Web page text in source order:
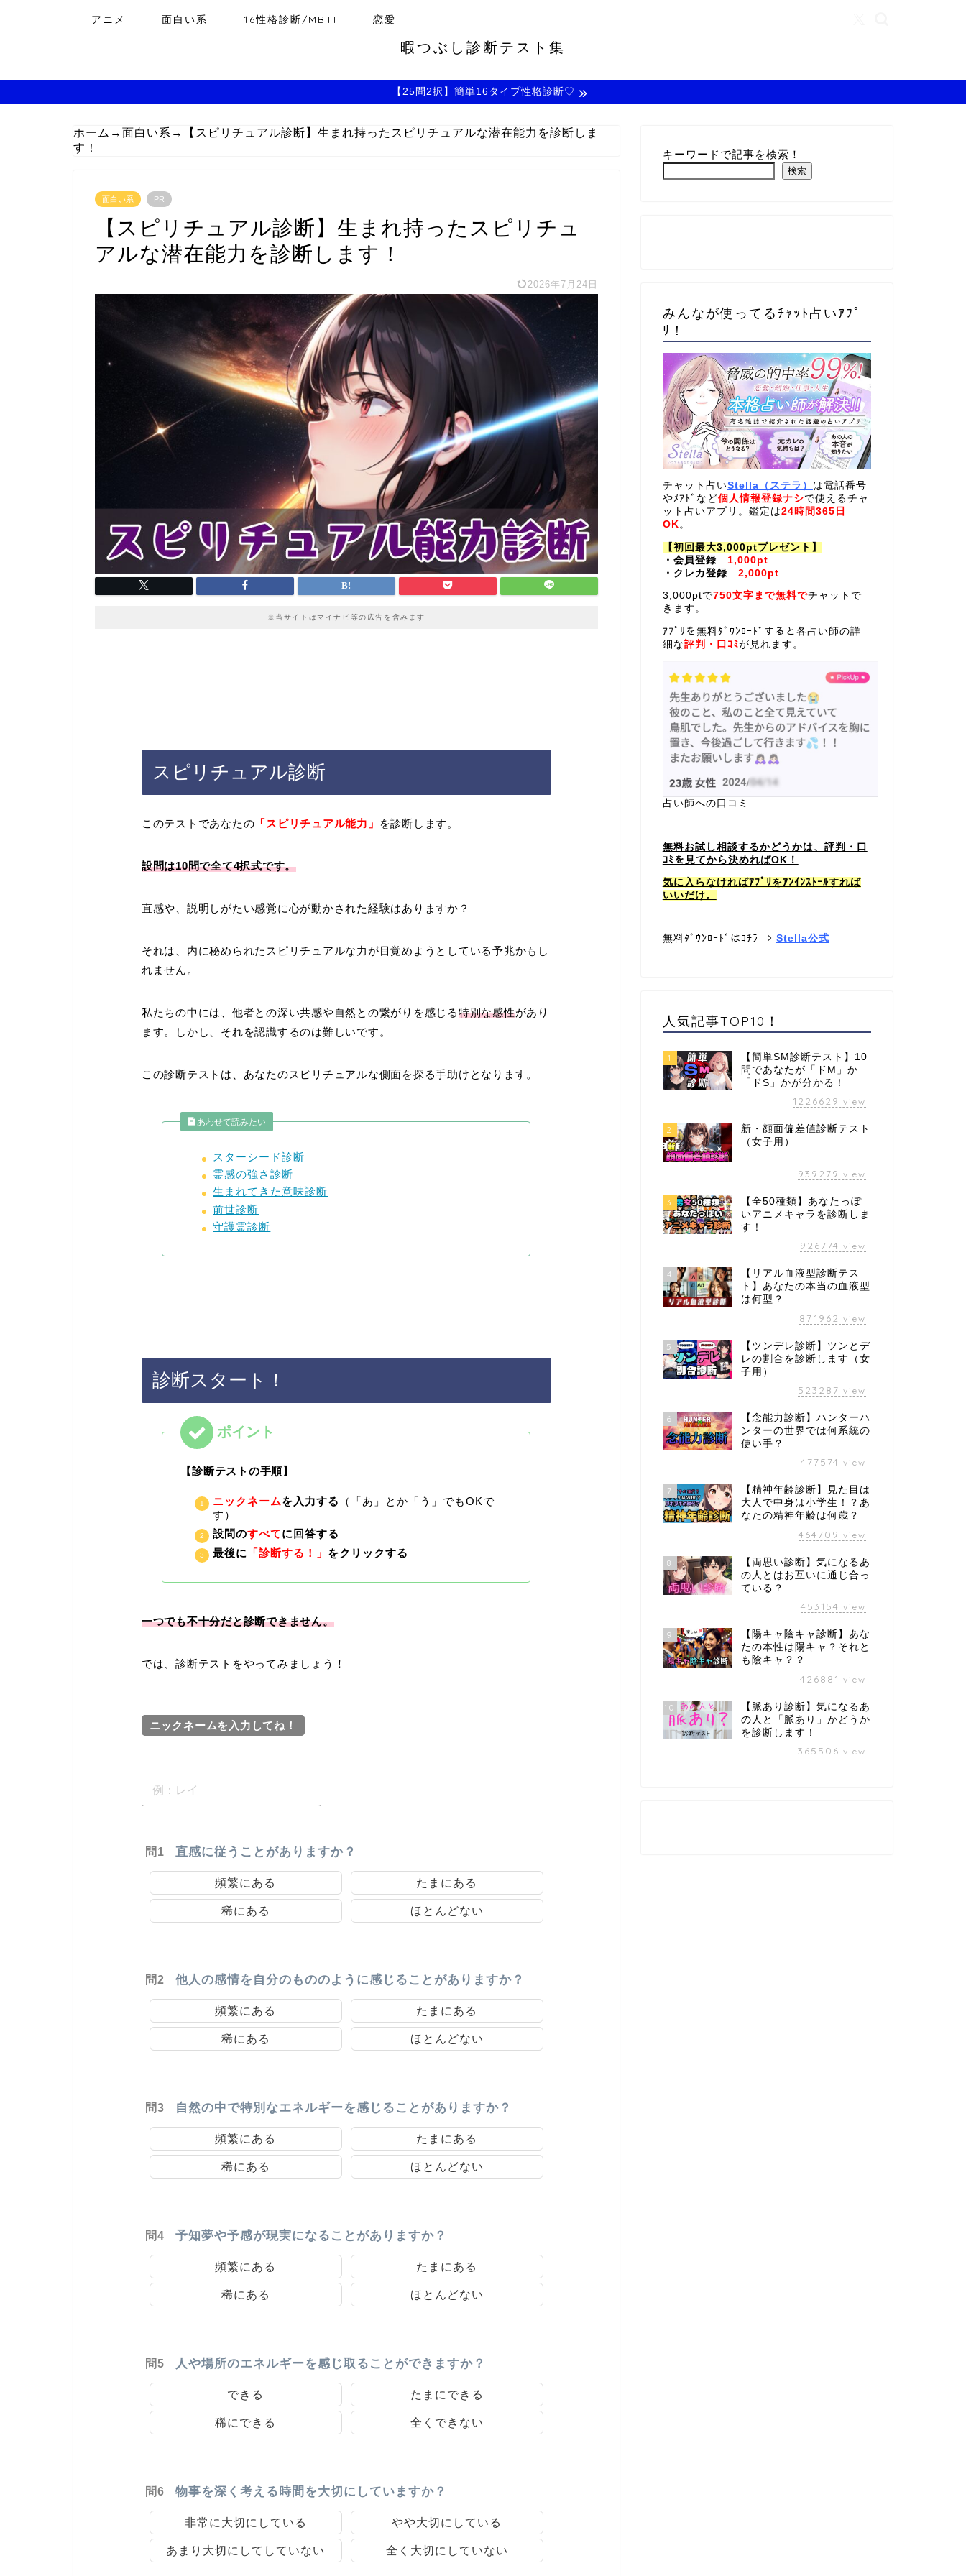
アニメ 面白い系 16性格診断/MBTI 恋愛
暇つぶし診断テスト集
【25問2択】簡単16タイプ性格診断♡
ホーム → 面白い系 →
【スピリチュアル診断】生まれ持ったスピリチュアルな潜在能力を診断しま
す！
面白い系 PR
【スピリチュアル診断】生まれ持ったスピリチュ
アルな潜在能力を診断します！
2026年7月24日
※当サイトはマイナビ等の広告を含みます
スピリチュアル診断
このテストであなたの 「スピリチュアル能力」 を診断します。
設問は10問で全て4択式です。
直感や、説明しがたい感覚に心が動かされた経験はありますか？
それは、内に秘められたスピリチュアルな力が目覚めようとしている予兆かもし
れません。
私たちの中には、他者との深い共感や自然との繋がりを感じる特別な感性があり
ます。しかし、それを認識するのは難しいです。
この診断テストは、あなたのスピリチュアルな側面を探る手助けとなります。
あわせて読みたい
スターシード診断
霊感の強さ診断
生まれてきた意味診断
前世診断
守護霊診断
診断スタート！
【診断テストの手順】
ニックネームを入力する
（「あ」とか「う」でもOKで
す）
設問のすべてに回答する
最後に
「診断する！」 をクリックする
一つでも不十分だと診断できません。
では、診断テストをやってみましょう！
ニックネームを入力してね！
問1 直感に従うことがありますか？
頻繁にある たまにある
稀にある ほとんどない
問2 他人の感情を自分のもののように感じることがありますか？
頻繁にある たまにある
稀にある ほとんどない
問3 自然の中で特別なエネルギーを感じることがありますか？
頻繁にある たまにある
稀にある ほとんどない
問4 予知夢や予感が現実になることがありますか？
頻繁にある たまにある
稀にある ほとんどない
問5 人や場所のエネルギーを感じ取ることができますか？
できる たまにできる
稀にできる 全くできない
問6 物事を深く考える時間を大切にしていますか？
非常に大切にしている やや大切にしている
あまり大切にしてしていない 全く大切にしていない
キーワードで記事を検索！
検索
みんなが使ってるﾁｬｯﾄ占いｱﾌﾟ
ﾘ！
チャット占いStella（ステラ） は電話番号
やﾒｱﾄﾞなど個人情報登録ナシで使えるチャ
ット占いアプリ。鑑定は24時間365日
OK 。
【初回最大3,000ptプレゼント】
・会員登録 1,000pt
・クレカ登録 2,000pt
3,000ptで750文字まで無料でチャットで
きます。
ｱﾌﾟﾘを無料ﾀﾞｳﾝﾛｰﾄﾞすると各占い師の詳
細な評判・口ｺﾐが見れます。
占い師への口コミ
無料お試し相談するかどうかは、評判・口
ｺﾐを見てから決めればOK！
気に入らなければｱﾌﾟﾘをｱﾝｲﾝｽﾄｰﾙすれば
いいだけ。
無料ﾀﾞｳﾝﾛｰﾄﾞはｺﾁﾗ ⇒ Stella公式
人気記事TOP10！
1
【簡単SM診断テスト】10
問であなたが「ドM」か
「ドS」かが分かる！
1226629 view
2
新・顔面偏差値診断テスト
（女子用）
939279 view
3
【全50種類】あなたっぽ
いアニメキャラを診断しま
す！
926774 view
4
【リアル血液型診断テス
ト】あなたの本当の血液型
は何型？
871962 view
5
【ツンデレ診断】ツンとデ
レの割合を診断します（女
子用）
523287 view
6
【念能力診断】ハンターハ
ンターの世界では何系統の
使い手？
477574 view
7
【精神年齢診断】見た目は
大人で中身は小学生！？あ
なたの精神年齢は何歳？
464709 view
8
【両思い診断】気になるあ
の人とはお互いに通じ合っ
ている？
453154 view
9
【陽キャ陰キャ診断】あな
たの本性は陽キャ？それと
も陰キャ？？
426881 view
10
【脈あり診断】気になるあ
の人と「脈あり」かどうか
を診断します！
365506 view